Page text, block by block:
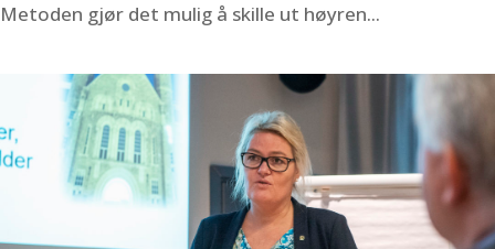
Metoden gjør det mulig å skille ut høyren...